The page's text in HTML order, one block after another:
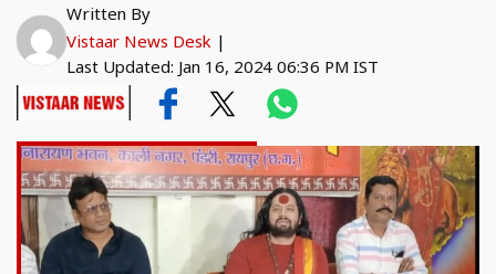
Written By
Vistaar News Desk |
Last Updated: Jan 16, 2024 06:36 PM IST